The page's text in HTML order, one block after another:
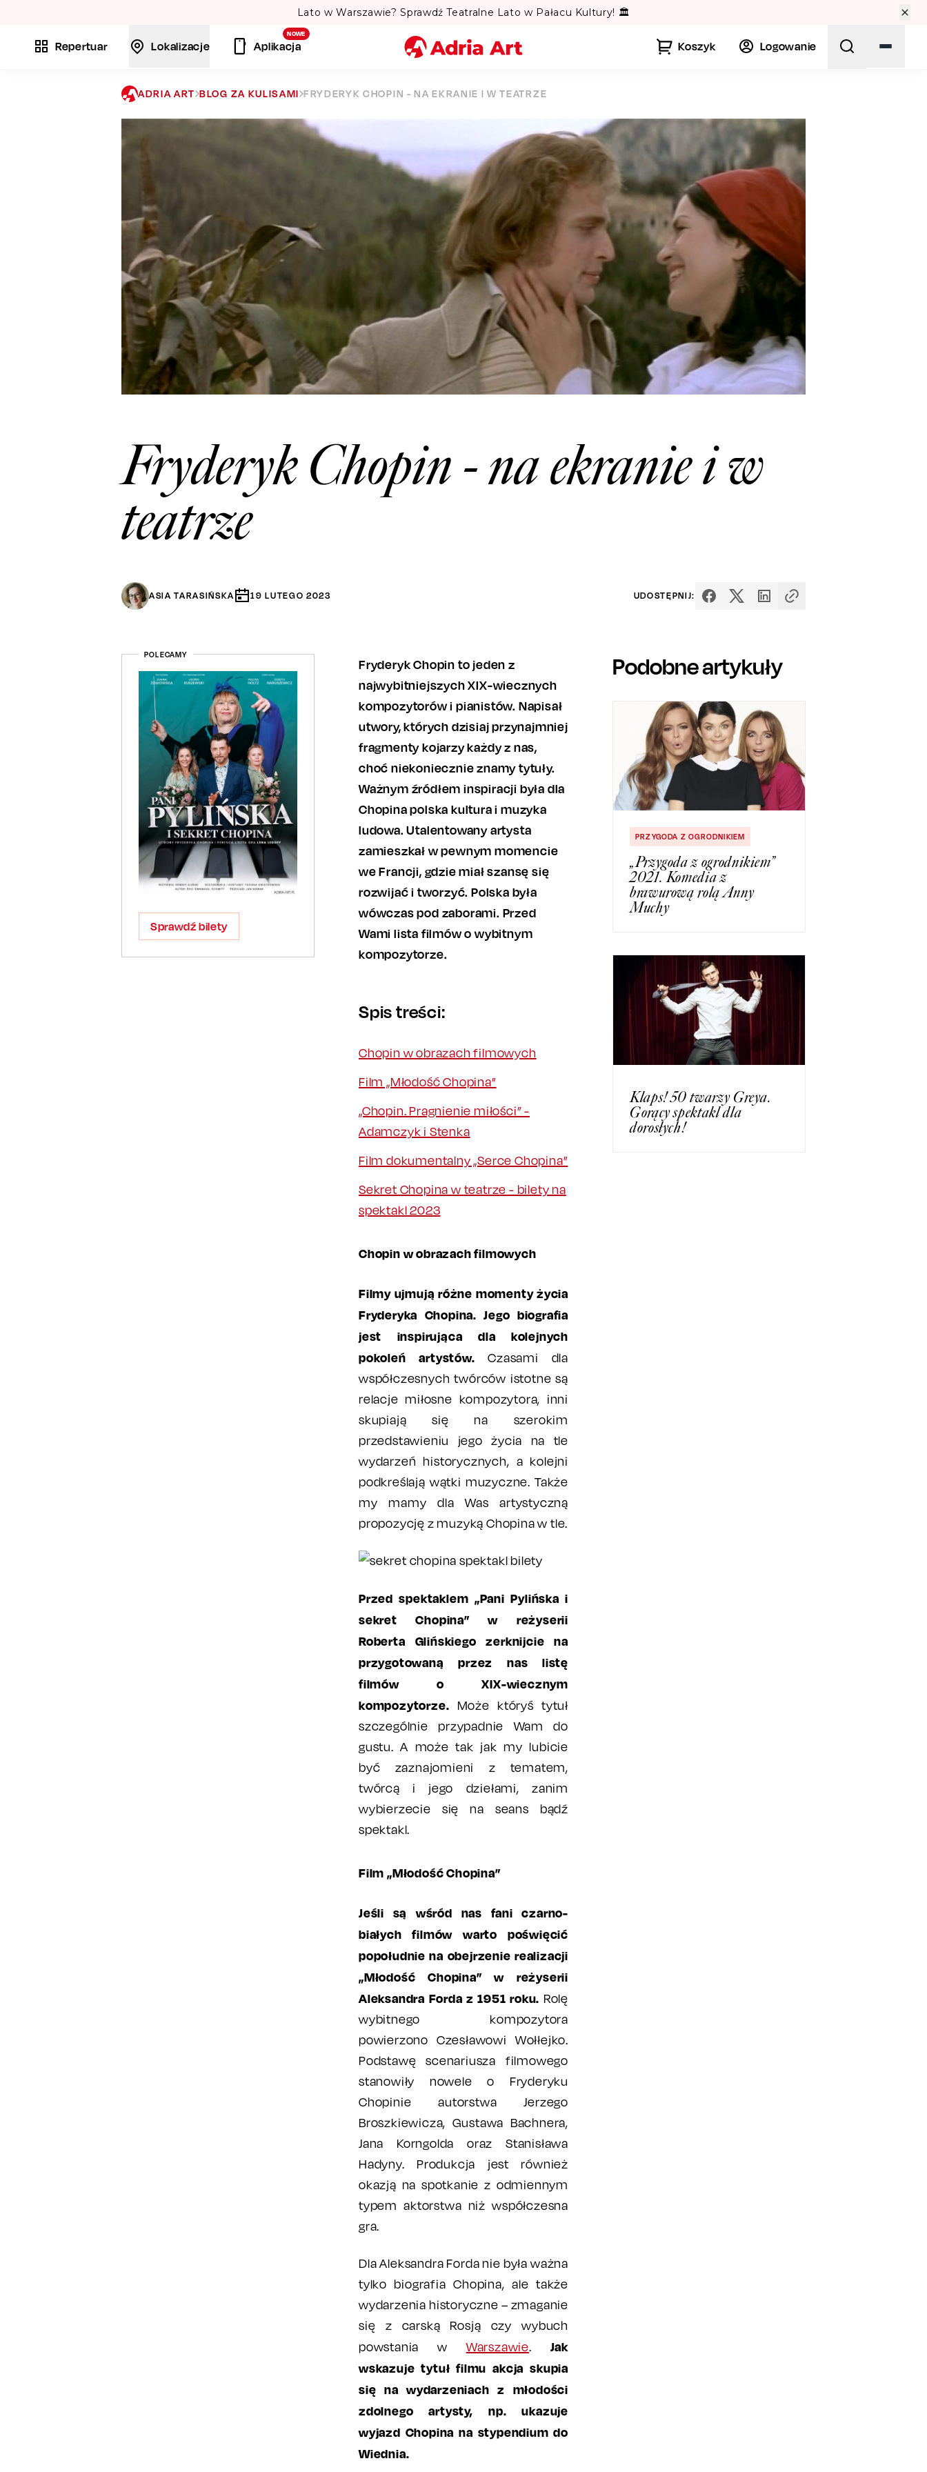
Lato w Warszawie? Sprawdź Teatralne Lato w Pałacu Kultury! 🏛️
Repertuar Lokalizacje
NOWE
Aplikacja Koszyk Logowanie
Miasto
Kategoria
Szukaj
ADRIA ART BLOG ZA KULISAMI FRYDERYK CHOPIN - NA EKRANIE I W TEATRZE
Fryderyk Chopin - na ekranie i w
teatrze
ASIA TARASIŃSKA 19 LUTEGO 2023 UDOSTĘPNIJ:
POLECAMY
Sprawdź bilety
Fryderyk Chopin to jeden z
najwybitniejszych XIX-wiecznych
kompozytorów i pianistów. Napisał
utwory, których dzisiaj przynajmniej
fragmenty kojarzy każdy z nas,
choć niekoniecznie znamy tytuły.
Ważnym źródłem inspiracji była dla
Chopina polska kultura i muzyka
ludowa. Utalentowany artysta
zamieszkał w pewnym momencie
we Francji, gdzie miał szansę się
rozwijać i tworzyć. Polska była
wówczas pod zaborami. Przed
Wami lista filmów o wybitnym
kompozytorze.
Spis treści:
Chopin w obrazach filmowych
Film „Młodość Chopina”
„Chopin. Pragnienie miłości” -
Adamczyk i Stenka
Film dokumentalny „Serce Chopina”
Sekret Chopina w teatrze - bilety na
spektakl 2023
Chopin w obrazach filmowych
Filmy ujmują różne momenty życia
Fryderyka Chopina. Jego biografia
jest inspirująca dla kolejnych
pokoleń artystów. Czasami dla
współczesnych twórców istotne są
relacje miłosne kompozytora, inni
skupiają się na szerokim
przedstawieniu jego życia na tle
wydarzeń historycznych, a kolejni
podkreślają wątki muzyczne. Także
my mamy dla Was artystyczną
propozycję z muzyką Chopina w tle.
Przed spektaklem „Pani Pylińska i
sekret Chopina” w reżyserii
Roberta Glińskiego zerknijcie na
przygotowaną przez nas listę
filmów o XIX-wiecznym
kompozytorze. Może któryś tytuł
szczególnie przypadnie Wam do
gustu. A może tak jak my lubicie
być zaznajomieni z tematem,
twórcą i jego dziełami, zanim
wybierzecie się na seans bądź
spektakl.
Film „Młodość Chopina”
Jeśli są wśród nas fani czarno-
białych filmów warto poświęcić
popołudnie na obejrzenie realizacji
„Młodość Chopina” w reżyserii
Aleksandra Forda z 1951 roku. Rolę
wybitnego kompozytora
powierzono Czesławowi Wołłejko.
Podstawę scenariusza filmowego
stanowiły nowele o Fryderyku
Chopinie autorstwa Jerzego
Broszkiewicza, Gustawa Bachnera,
Jana Korngolda oraz Stanisława
Hadyny. Produkcja jest również
okazją na spotkanie z odmiennym
typem aktorstwa niż współczesna
gra.
Dla Aleksandra Forda nie była ważna
tylko biografia Chopina, ale także
wydarzenia historyczne – zmaganie
się z carską Rosją czy wybuch
powstania wWarszawie. Jak
wskazuje tytuł filmu akcja skupia
się na wydarzeniach z młodości
zdolnego artysty, np. ukazuje
wyjazd Chopina na stypendium do
Wiednia.
Podobne artykuły
PRZYGODA Z OGRODNIKIEM
„Przygoda z ogrodnikiem”
2021. Komedia z
brawurową rolą Anny
Muchy
Klaps! 50 twarzy Greya.
Gorący spektakl dla
dorosłych!